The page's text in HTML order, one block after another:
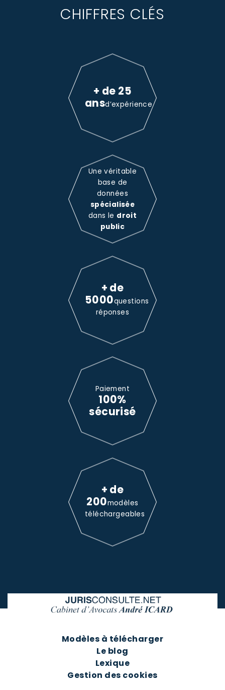
CHIFFRES CLÉS
+ de 25
ansd’expérience
Une véritable
base de
données
spécialisée
dans le droit
public
+ de
5000questions
réponses
Paiement
100%
sécurisé
+ de
200modèles
téléchargeables
Modèles à télécharger
Le blog
Lexique
Gestion des cookies